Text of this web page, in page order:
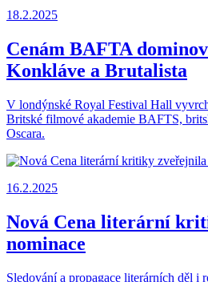
18.2.2025
Cenám BAFTA
Konkláve a Brutalista
V londýnské Royal Festival Hall
Britské filmové akademie BAFTS,
Oscara.
16.2.2025
Nová Cena literární
nominace
Sledování a propagace literárních děl i